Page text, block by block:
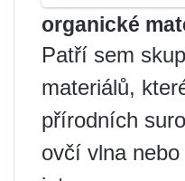
organické
Patří sem
materiálů,
přírodních
ovčí vlna